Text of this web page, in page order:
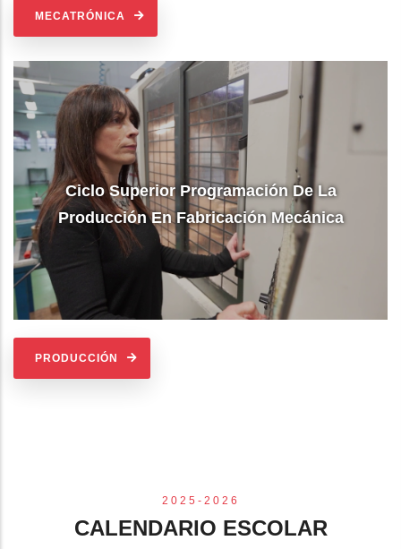
MECATRÓNICA
Ciclo Superior Programación De La
Producción En Fabricación Mecánica
PRODUCCIÓN
2025-2026
CALENDARIO ESCOLAR